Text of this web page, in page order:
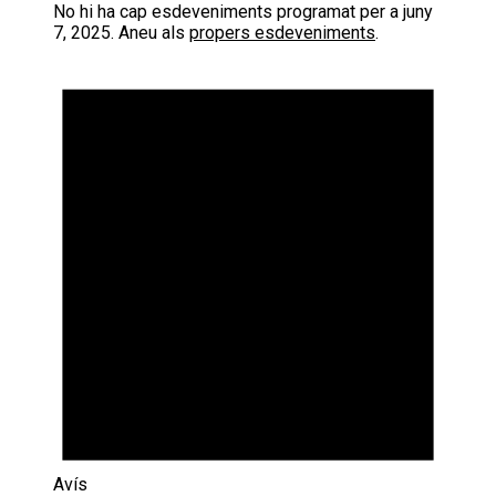
No hi ha cap esdeveniments programat per a juny
7, 2025. Aneu als propers esdeveniments.
Avís